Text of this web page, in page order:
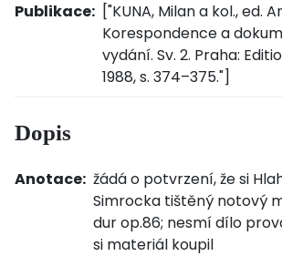
Publikace: ["KUNA, Milan a kol., ed.
Korespondence a
vydání. Sv. 2. Praha:
1988, s. 374–375."]
Dopis
Anotace: žádá o potvrzení, že si
Simrocka tištěný notový
dur op.86; nesmí dílo
si materiál koupil